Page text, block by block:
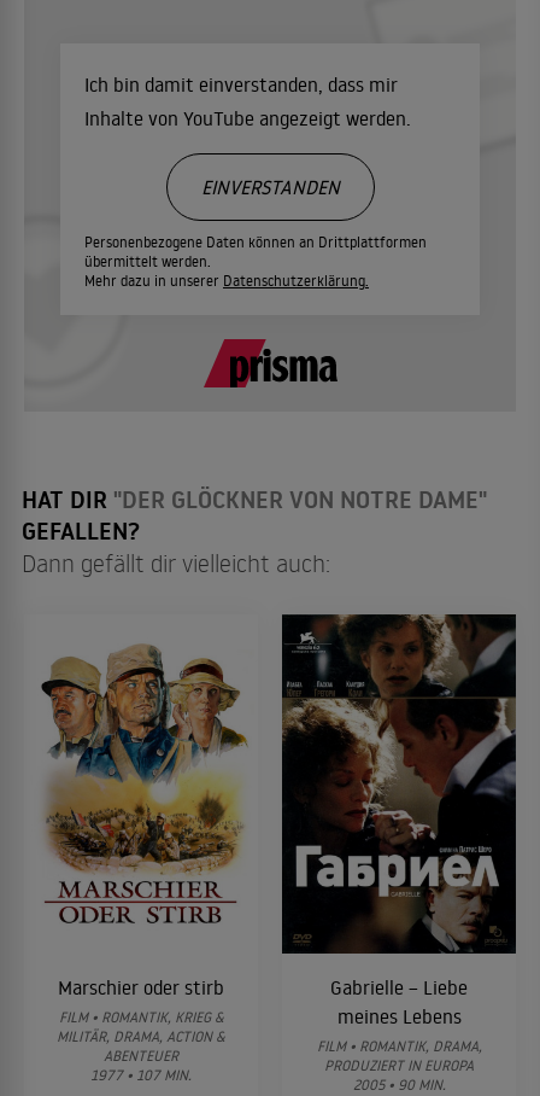
Ich bin damit einverstanden, dass mir
Inhalte von YouTube angezeigt werden.
Personenbezogene Daten können an Drittplattformen
übermittelt werden.
Mehr dazu in unserer Datenschutzerklärung.
EINVERSTANDEN
HAT DIR "DER GLÖCKNER VON NOTRE DAME"
GEFALLEN?
Dann gefällt dir vielleicht auch:
Marschier oder stirb
FILM • ROMANTIK, KRIEG &
MILITÄR, DRAMA, ACTION &
ABENTEUER
1977 • 107 MIN.
Gabrielle – Liebe
meines Lebens
FILM • ROMANTIK, DRAMA,
PRODUZIERT IN EUROPA
2005 • 90 MIN.